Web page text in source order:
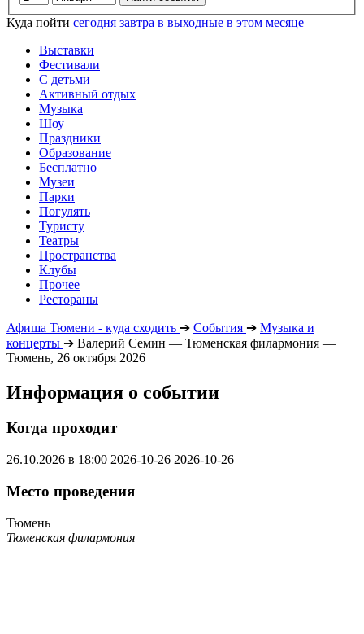
Куда пойти сегодня завтра в выходные в этом месяце
Выставки
Фестивали
С детьми
Активный отдых
Музыка
Шоу
Праздники
Образование
Бесплатно
Музеи
Парки
Погулять
Туристу
Театры
Пространства
Клубы
Прочее
Рестораны
Афиша Тюмени - куда сходить ➔ События ➔ Музыка и
концерты ➔ Валерий Семин — Тюменская филармония —
Тюмень, 26 октября 2026
Информация о событии
Когда проходит
26.10.2026 в 18:00 2026-10-26 2026-10-26
Место проведения
Тюмень
Тюменская филармония